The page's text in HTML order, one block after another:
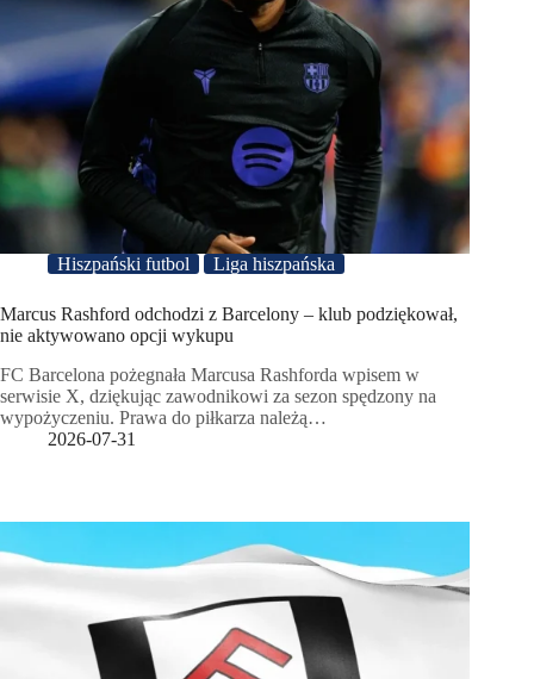
Hiszpański futbol Liga hiszpańska
Marcus Rashford odchodzi z Barcelony – klub podziękował,
nie aktywowano opcji wykupu
FC Barcelona pożegnała Marcusa Rashforda wpisem w
serwisie X, dziękując zawodnikowi za sezon spędzony na
wypożyczeniu. Prawa do piłkarza należą…
2026-07-31